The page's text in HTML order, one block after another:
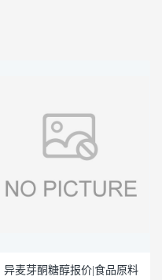
异麦芽酮糖醇报价|食品原料